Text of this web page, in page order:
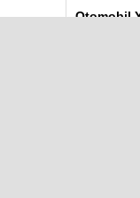
Otomobil